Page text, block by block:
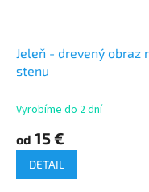
Jeleň - drevený obraz
stenu
Vyrobíme do 2 dní
od 15 €
DETAIL